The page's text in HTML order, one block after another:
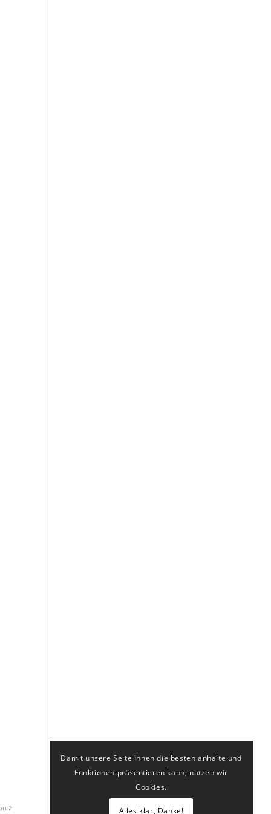
2
Damit unsere Seite Ihnen die besten anhalte und
Funktionen präsentieren kann, nutzen wir
Cookies.
Alles klar, Danke!